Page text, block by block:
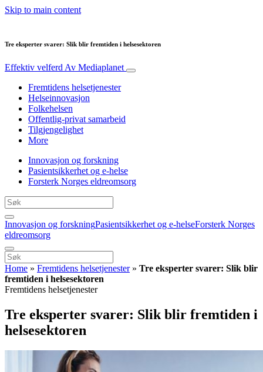
Skip to main content
Tre eksperter svarer: Slik blir fremtiden i helsesektoren
Effektiv velferd Av Mediaplanet
Fremtidens helsetjenester
Helseinnovasjon
Folkehelsen
Offentlig-privat samarbeid
Tilgjengelighet
More
Innovasjon og forskning
Pasientsikkerhet og e-helse
Forsterk Norges eldreomsorg
Innovasjon og forskningPasientsikkerhet og e-helseForsterk Norges
eldreomsorg
Home » Fremtidens helsetjenester» Tre eksperter svarer: Slik blir
fremtiden i helsesektoren
Fremtidens helsetjenester
Tre eksperter svarer: Slik blir fremtiden i
helsesektoren